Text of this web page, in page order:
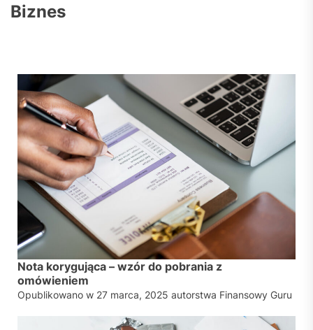
Biznes
Nota korygująca – wzór do pobrania z
omówieniem
Opublikowano w 27 marca, 2025 autorstwa Finansowy Guru